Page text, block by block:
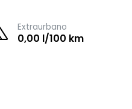
Extraurbano
0,00 l/100 km